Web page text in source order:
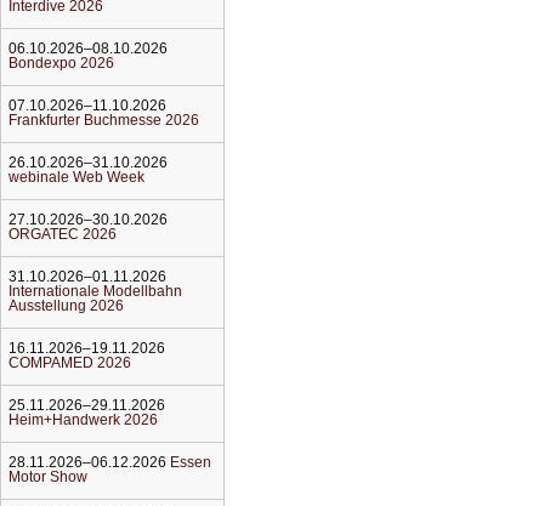
Interdive 2026
06.10.2026–08.10.2026
Bondexpo 2026
07.10.2026–11.10.2026
Frankfurter Buchmesse 2026
26.10.2026–31.10.2026
webinale Web Week
27.10.2026–30.10.2026
ORGATEC 2026
31.10.2026–01.11.2026
Internationale Modellbahn
Ausstellung 2026
16.11.2026–19.11.2026
COMPAMED 2026
25.11.2026–29.11.2026
Heim+Handwerk 2026
28.11.2026–06.12.2026 Essen
Motor Show